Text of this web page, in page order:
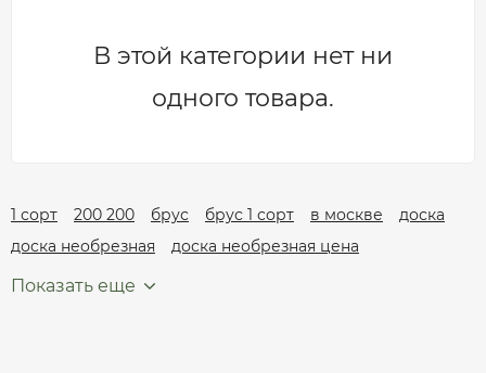
В этой категории нет ни
одного товара.
1 сорт 200 200 брус брус 1 сорт в москве
доска
доска необрезная
доска необрезная цена
Показать еще